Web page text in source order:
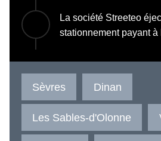
La société Streeteo
stationnement payant à
Sèvres Dinan
Les Sables-d'Olonne